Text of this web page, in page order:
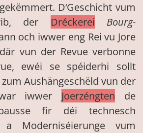
D‘Geschicht vum
der Dréckerei
Bourg-
och iwwer eng Rei vu Jore
vun der Revue verbonne
ewéi se spéiderhi sollt
Aushängeschëld vun der
iwwer Joerzéngten de
fir déi technesch
a Moderniséierunge vum